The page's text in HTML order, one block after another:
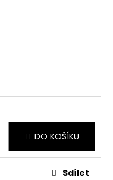
DO KOŠÍKU
Sdílet